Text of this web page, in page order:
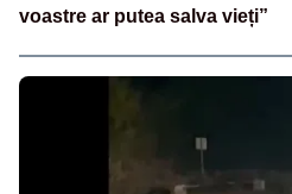
voastre ar putea salva vieți”